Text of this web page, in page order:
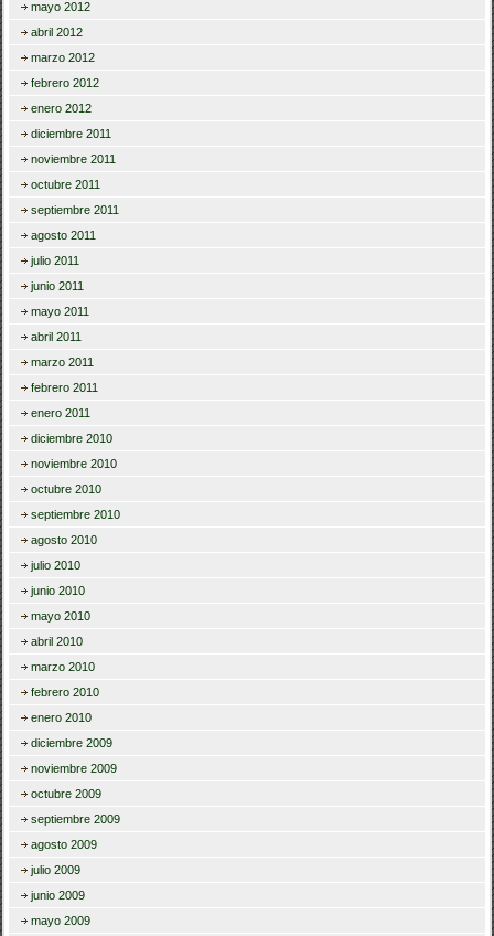
mayo 2012
abril 2012
marzo 2012
febrero 2012
enero 2012
diciembre 2011
noviembre 2011
octubre 2011
septiembre 2011
agosto 2011
julio 2011
junio 2011
mayo 2011
abril 2011
marzo 2011
febrero 2011
enero 2011
diciembre 2010
noviembre 2010
octubre 2010
septiembre 2010
agosto 2010
julio 2010
junio 2010
mayo 2010
abril 2010
marzo 2010
febrero 2010
enero 2010
diciembre 2009
noviembre 2009
octubre 2009
septiembre 2009
agosto 2009
julio 2009
junio 2009
mayo 2009